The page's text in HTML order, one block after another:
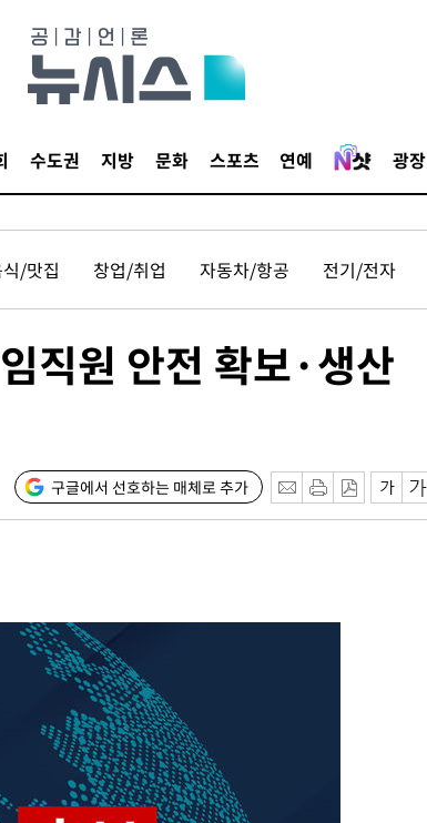
수도권 지방 문화 스포츠 연예 광장
/맛집 창업/취업 자동차/항공 전기/전자
직원 안전 확보·생산
구글에서 선호하는 매체로 추가